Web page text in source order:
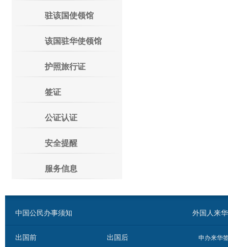
驻该国使领馆
该国驻华使领馆
护照旅行证
签证
公证认证
安全提醒
服务信息
中国公民办事须知 外国人来
出国前 出国后
申办来华